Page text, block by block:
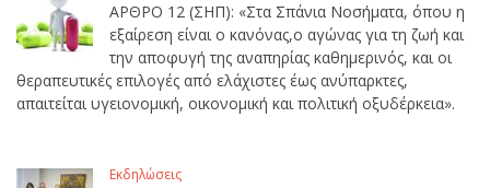
ΑΡΘΡΟ 12 (ΣΗΠ): «Στα Σπάνια Νοσήματα, όπου η
εξαίρεση είναι ο κανόνας,ο αγώνας για τη ζωή και
την αποφυγή της αναπηρίας καθημερινός, και οι
θεραπευτικές επιλογές από ελάχιστες έως ανύπαρκτες,
απαιτείται υγειονομική, οικονομική και πολιτική οξυδέρκεια».
Εκδηλώσεις